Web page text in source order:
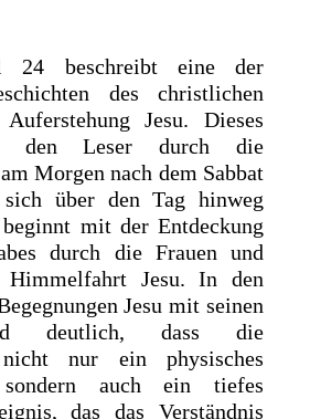
24 beschreibt eine der
des christlichen
Jesu. Dieses
den Leser durch die
Morgen nach dem Sabbat
sich über den Tag hinweg
mit der Entdeckung
durch die Frauen und
Jesu. In den
Jesu mit seinen
deutlich, dass die
nicht nur ein physisches
auch ein tiefes
das das Verständnis